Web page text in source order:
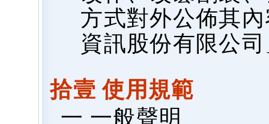
方式對外公佈其
資訊股份有限公
拾壹 使用規範
一 一般聲明